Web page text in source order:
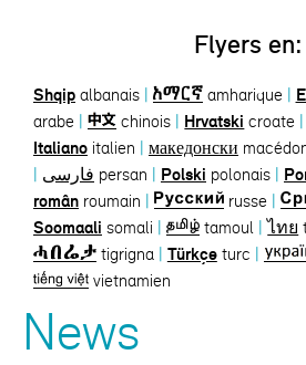
Flyers en:
Shqip albanais amharique
arabe
chinois Hrvatski croate
Italiano italien македонски
فارسی persan Polski polonais
român roumain russe
Soomaali somali tamoul ไทย
tigrigna
Türkçeturc
vietnamien
News